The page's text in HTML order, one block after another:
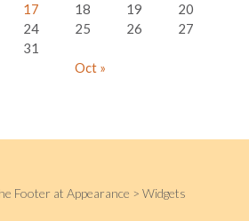
Oct »
17 18 19
20
24 25 26
27
31
Footer at Appearance > Widgets